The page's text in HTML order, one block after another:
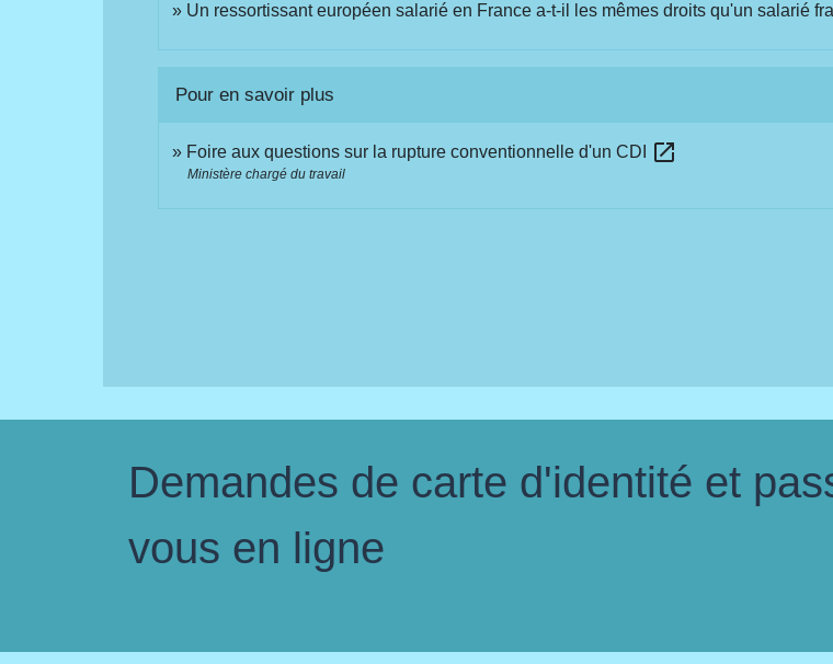
Un ressortissant européen salarié en France a-t-il les mêmes droits qu'un salarié
Pour en savoir plus
Foire aux questions sur la rupture conventionnelle d'un CDI open_in_new
Ministère chargé du travail
Demandes de carte d'identité et
vous en ligne